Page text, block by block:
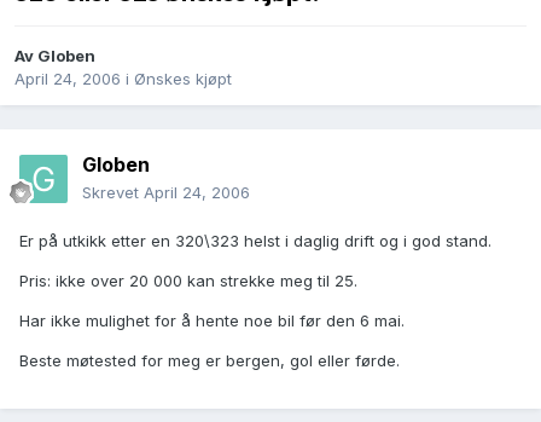
Av Globen
April 24, 2006 i Ønskes kjøpt
Globen
Skrevet April 24, 2006
Er på utkikk etter en 320\323 helst i daglig drift og i god stand.
Pris: ikke over 20 000 kan strekke meg til 25.
Har ikke mulighet for å hente noe bil før den 6 mai.
Beste møtested for meg er bergen, gol eller førde.